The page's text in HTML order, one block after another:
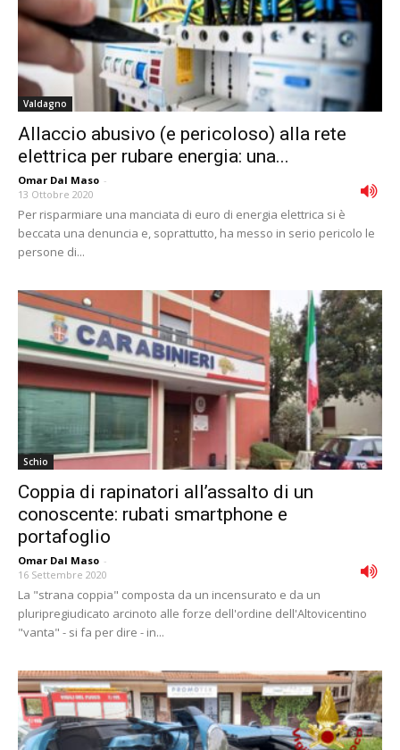
Valdagno
Allaccio abusivo (e pericoloso) alla rete
elettrica per rubare energia: una...
Omar Dal Maso -
13 Ottobre 2020
Per risparmiare una manciata di euro di energia elettrica si è
beccata una denuncia e, soprattutto, ha messo in serio pericolo le
persone di...
Schio
Coppia di rapinatori all’assalto di un
conoscente: rubati smartphone e
portafoglio
Omar Dal Maso -
16 Settembre 2020
La "strana coppia" composta da un incensurato e da un
pluripregiudicato arcinoto alle forze dell'ordine dell'Altovicentino
"vanta" - si fa per dire - in...